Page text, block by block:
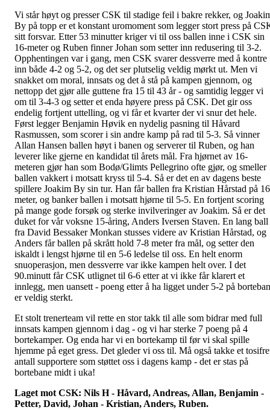
Vi står høyt og presser CSK til stadige feil i bakre rekker, og
By på topp er et konstant uromoment som legger stort press på
sitt forsvar. Etter 53 minutter kriger vi til oss ballen inne i CSK sin
16-meter og Ruben finner Johan som setter inn redusering til 3-2.
Opphentingen var i gang, men CSK svarer dessverre med å kontre
inn både 4-2 og 5-2, og det ser plutselig veldig mørkt ut. Men vi
snakket om moral, innsats og det å stå på kampen gjennom, og
nettopp det gjør alle guttene fra 15 til 43 år - og samtidig legger vi
om til 3-4-3 og setter et enda høyere press på CSK. Det gir oss
endelig fortjent uttelling, og vi får et kvarter der vi snur det hele.
Først legger Benjamin Høvik en nydelig pasning til Håvard
Rasmussen, som scorer i sin andre kamp på rad til 5-3. Så vinner
Allan Hansen ballen høyt i banen og serverer til Ruben, og han
leverer like gjerne en kandidat til årets mål. Fra hjørnet av 16-
meteren gjør han som Bodø/Glimts Pellegrino ofte gjør, og smeller
ballen vakkert i motsatt kryss til 5-4. Så er det en av dagens beste
spillere Joakim By sin tur. Han får ballen fra Kristian Hårstad på
meter, og banker ballen i motsatt hjørne til 5-5. En fortjent scoring
på mange gode forsøk og sterke invilveringer av Joakim. Så er det
duket for vår voksne 15-åring, Anders Iversen Staven. En lang ball
fra David Bessaker Monkan stusses videre av Kristian Hårstad, og
Anders får ballen på skrått hold 7-8 meter fra mål, og setter den
iskaldt i lengst hjørne til en 5-6 ledelse til oss. En helt enorm
snuoperasjon, men dessverre var ikke kampen helt over. I det
90.minutt får CSK utlignet til 6-6 etter at vi ikke får klarert et
innlegg, men uansett - poeng etter å ha ligget under 5-2 på
er veldig sterkt.
Et stolt trenerteam vil rette en stor takk til alle som bidrar med full
innsats kampen gjennom i dag - og vi har sterke 7 poeng på 4
bortekamper. Og enda har vi en bortekamp til før vi skal spille
hjemme på eget gress. Det gleder vi oss til. Må også takke et
antall supportere som støttet oss i dagens kamp - det er stas på
bortebane midt i uka!
Laget mot CSK: Nils H - Håvard, Andreas, Allan, Benjamin -
Petter, David, Johan - Kristian, Anders, Ruben.